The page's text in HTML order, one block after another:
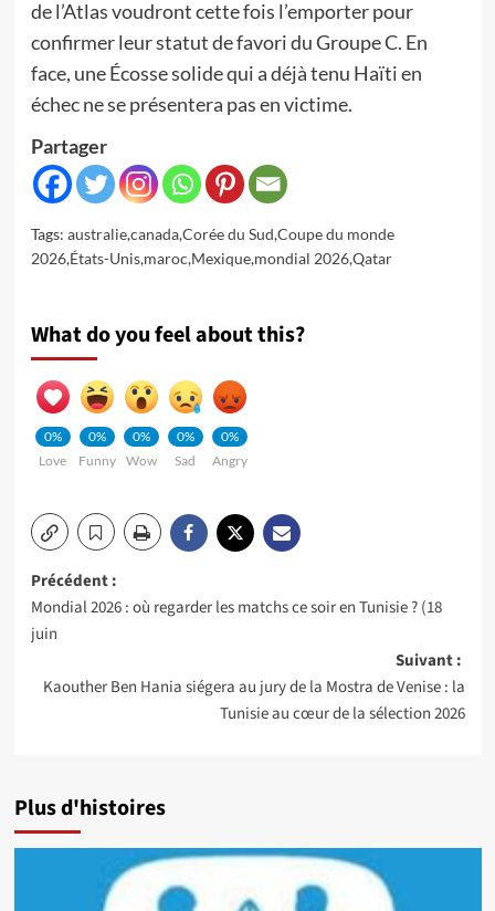
de l’Atlas voudront cette fois l’emporter pour
confirmer leur statut de favori du Groupe C. En
face, une Écosse solide qui a déjà tenu Haïti en
échec ne se présentera pas en victime.
Partager
Tags: australie,canada,Corée du Sud,Coupe du monde
2026,États-Unis,maroc,Mexique,mondial 2026,Qatar
What do you feel about this?
0%
Love
0%
Funny
0%
Wow
0%
Sad
0%
Angry
Navigation
d’article
Précédent :
Mondial 2026 : où regarder les matchs ce soir en Tunisie ? (18
juin
Suivant :
Kaouther Ben Hania siégera au jury de la Mostra de Venise : la
Tunisie au cœur de la sélection 2026
Plus d'histoires